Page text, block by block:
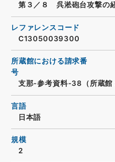
第３／８ 呉淞砲台攻撃の
レファレンスコード
C13050039300
所蔵館における請求番
号
支那-参考資料-38（所蔵館
言語
日本語
規模
2